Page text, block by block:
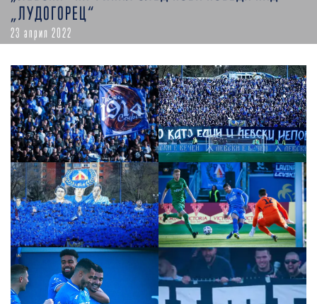
„ЛУДОГОРЕЦ“
23 април 2022